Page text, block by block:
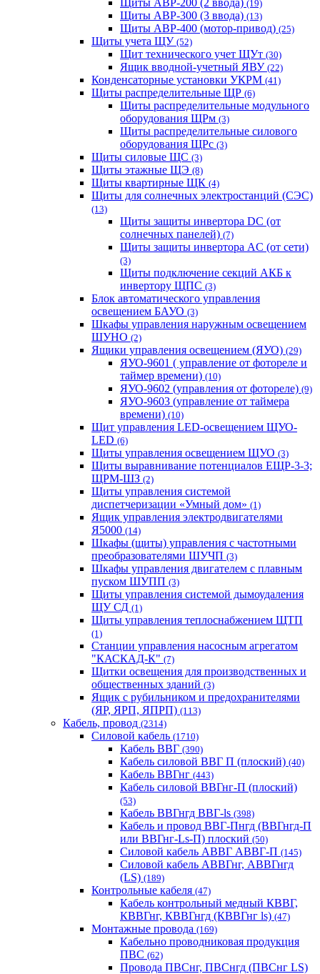
(19)
Щиты АВР-300 (3 ввода) (13)
Щиты АВР-400 (мотор-привод) (25)
Щиты учета ЩУ (52)
Щит технического учет ЩУт (30)
Ящик вводной-учетный ЯВУ (22)
Конденсаторные установки УКРМ (41)
Щиты распределительные ЩР (6)
Щиты распределительные модульного
оборудования ЩРм (3)
Щиты распределительные силового
оборудования ЩРс (3)
Щиты силовые ЩС (3)
Щиты этажные ЩЭ (8)
Щиты квартирные ЩК (4)
Щиты для солнечных электростанций (СЭС)
(13)
Щиты защиты инвертора DC (от
солнечных панелей) (7)
Щиты защиты инвертора AC (от сети)
(3)
Щиты подключение секций АКБ к
инвертору ЩПС (3)
Блок автоматического управления
освещением БАУО (3)
Шкафы управления наружным освещением
ШУНО (2)
Ящики управления освещением (ЯУО) (29)
ЯУО-9601 ( управление от фотореле и
таймер времени) (10)
ЯУО-9602 (управления от фотореле) (9)
ЯУО-9603 (управление от таймера
времени) (10)
Щит управления LED-освещением ЩУО-
LED (6)
Щиты управления освещением ЩУО (3)
Щиты выравнивание потенциалов ЕЩР-3-3;
ЩРМ-ШЗ (2)
Щиты управления системой
диспетчеризации «Умный дом» (1)
Ящик управления электродвигателями
Я5000 (14)
Шкафы (щиты) управления с частотными
преобразователями ШУЧП (3)
Шкафы управления двигателем с плавным
пуском ШУПП (3)
Щиты управления системой дымоудаления
ЩУ СД (1)
Щиты управления теплоснабжением ЩТП
(1)
Станции управления насосным агрегатом
"КАСКАД-К" (7)
Щитки освещения для производственных и
общественных зданий (3)
Ящик с рубильником и предохранителями
(ЯР, ЯРП, ЯПРП) (113)
Кабель, провод (2314)
Силовой кабель (1710)
Кабель ВВГ (390)
Кабель силовой ВВГ П (плоский) (40)
Кабель ВВГнг (443)
Кабель силовой ВВГнг-П (плоский)
(53)
Кабель ВВГнгд ВВГ-ls (398)
Кабель и провод ВВГ-Пнгд (ВВГнгд-П
или ВВГнг-Ls-П) плоский (50)
Силовой кабель АВВГ АВВГ-П (145)
Силовой кабель АВВГнг, АВВГнгд
(LS) (189)
Контрольные кабеля (47)
Кабель контрольный медный КВВГ,
КВВГнг, КВВГнгд (КВВГнг ls) (47)
Монтажные провода (169)
Кабельно проводниковая продукция
ПВС (62)
Провода ПВСнг, ПВСнгд (ПВСнг LS)